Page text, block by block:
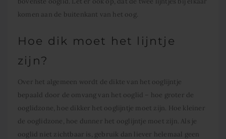
komen aan de buitenkant van het oog.
Hoe dik moet het lijntje
zijn?
Over het algemeen wordt de dikte van het ooglijntje
bepaald door de omvang van het ooglid – hoe groter de
ooglidzone, hoe dikker het ooglijntje moet zijn. Hoe kleiner
de ooglidzone, hoe dunner het ooglijntje moet zijn. Als je
ooglid niet zichtbaar is, gebruik dan liever helemaal geen